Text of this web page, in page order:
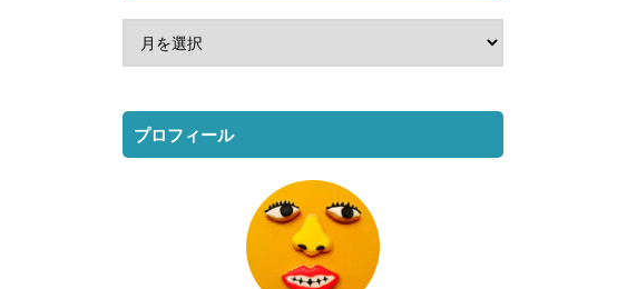
プロフィール